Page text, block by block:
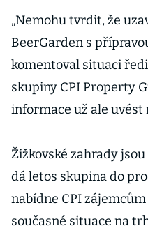
„Nemohu tvrdit, že
BeerGarden s
komentoval situaci
skupiny CPI Property
informace už ale uvést
Žižkovské zahrady
dá letos skupina do
nabídne CPI
současné situace na